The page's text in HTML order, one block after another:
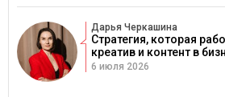
Дарья Черкашина
Стратегия, которая
креатив и контент в
6 июля 2026